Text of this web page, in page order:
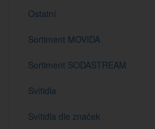
Ostatní
Sortiment MOVIDA
Sortiment SODASTREAM
Svítidla
Svítidla dle značek